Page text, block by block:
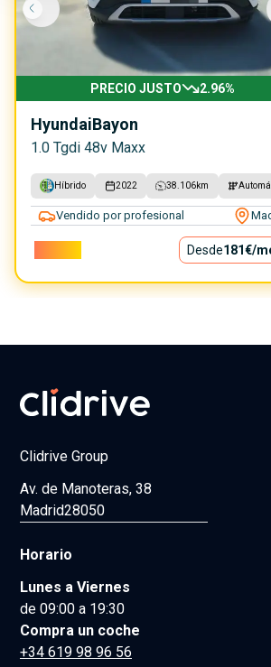
PRECIO JUSTO 2.96%
HyundaiBayon
1.0 Tgdi 48v Maxx
Híbrido 2022 38.106km
Vendido por profesional
Desde181€/
Clidrive Group
Av. de Manoteras, 38
Madrid28050
Horario
Lunes a Viernes
de 09:00 a 19:30
Compra un coche
+34 619 98 96 56